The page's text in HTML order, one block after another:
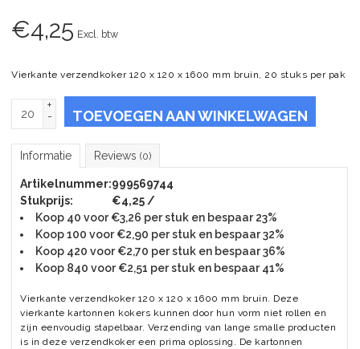
€4,25 Excl. btw
Vierkante verzendkoker 120 x 120 x 1600 mm bruin, 20 stuks per pak
+
-
TOEVOEGEN AAN WINKELWAGEN
Informatie Reviews (0)
Artikelnummer:999569744
Stukprijs:
€4,25 /
Koop 40 voor €3,26 per stuk en bespaar 23%
Koop 100 voor €2,90 per stuk en bespaar 32%
Koop 420 voor €2,70 per stuk en bespaar 36%
Koop 840 voor €2,51 per stuk en bespaar 41%
Vierkante verzendkoker 120 x 120 x 1600 mm bruin. Deze
vierkante kartonnen kokers kunnen door hun vorm niet rollen en
zijn eenvoudig stapelbaar. Verzending van lange smalle producten
is in deze verzendkoker een prima oplossing. De kartonnen